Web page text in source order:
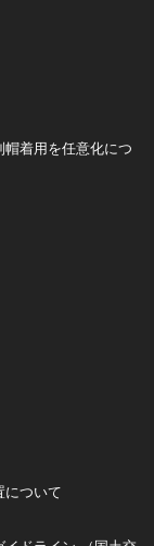
着用を任意化につ
について